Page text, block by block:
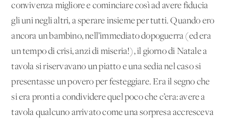
convivenza migliore e cominciare così ad avere fiducia
gli uni negli altri, a sperare insieme per tutti. Quando ero
ancora un bambino, nell’immediato dopoguerra (ed era
un tempo di crisi, anzi di miseria!), il giorno di Natale a
tavola si riservavano un piatto e una sedia nel caso si
presentasse un povero per festeggiare. Era il segno che
si era pronti a condividere quel poco che c’era: avere a
tavola qualcuno arrivato come una sorpresa accresceva